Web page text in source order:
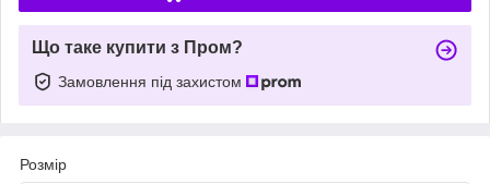
Що таке купити з Пром?
Замовлення під захистом
Розмір